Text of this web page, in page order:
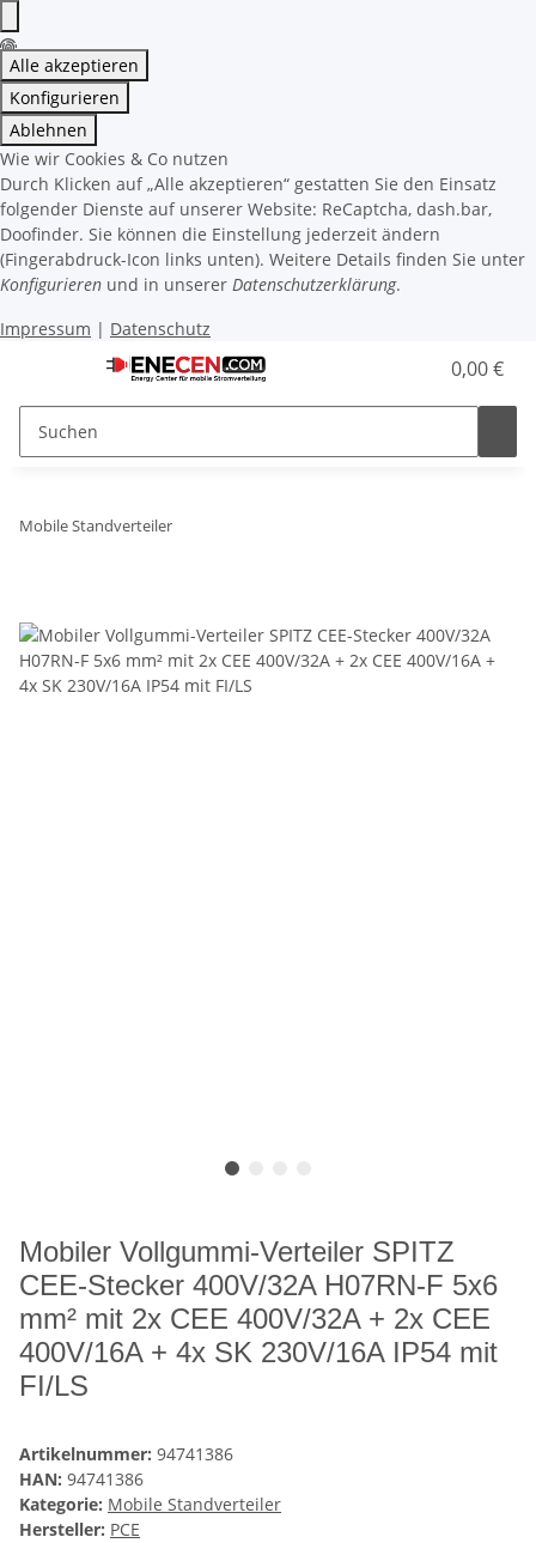
Alle akzeptieren
Konfigurieren
Ablehnen
Wie wir Cookies & Co nutzen
Durch Klicken auf „Alle akzeptieren“ gestatten Sie den Einsatz
folgender Dienste auf unserer Website: ReCaptcha, dash.bar,
Doofinder. Sie können die Einstellung jederzeit ändern
(Fingerabdruck-Icon links unten). Weitere Details finden Sie unter
Konfigurieren und in unserer Datenschutzerklärung.
Impressum | Datenschutz
0,00 €
Mobile Standverteiler
Mobiler Vollgummi-Verteiler SPITZ
CEE-Stecker 400V/32A H07RN-F 5x6
mm² mit 2x CEE 400V/32A + 2x CEE
400V/16A + 4x SK 230V/16A IP54 mit
FI/LS
Artikelnummer: 94741386
HAN: 94741386
Kategorie: Mobile Standverteiler
Hersteller: PCE